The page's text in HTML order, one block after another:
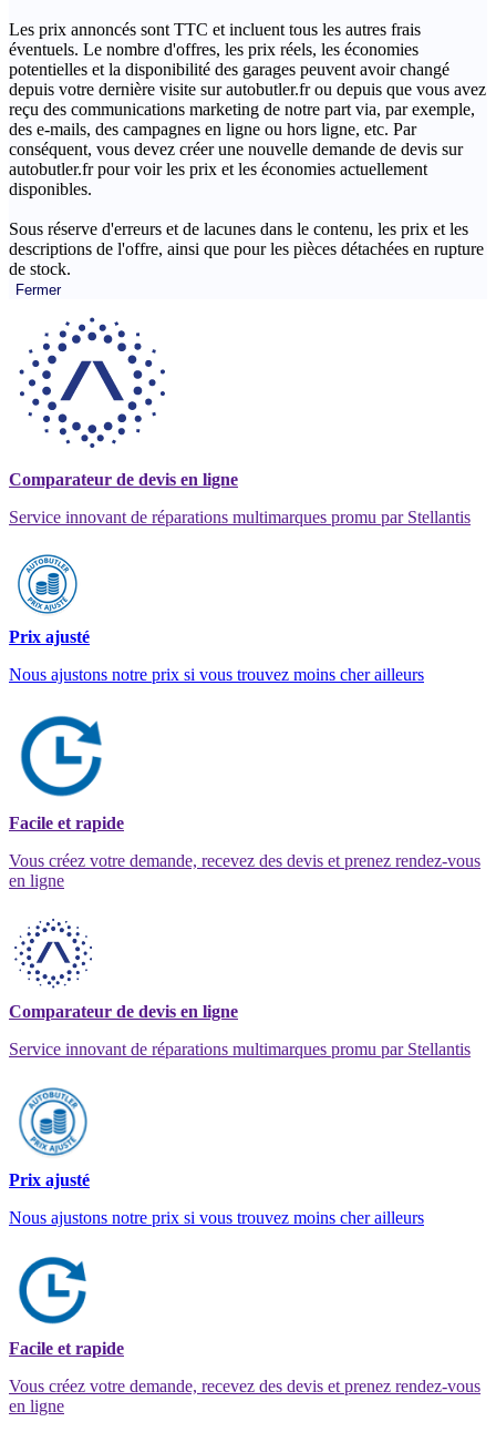
Les prix annoncés sont TTC et incluent tous les autres frais
éventuels. Le nombre d'offres, les prix réels, les économies
potentielles et la disponibilité des garages peuvent avoir changé
depuis votre dernière visite sur autobutler.fr ou depuis que vous avez
reçu des communications marketing de notre part via, par exemple,
des e-mails, des campagnes en ligne ou hors ligne, etc. Par
conséquent, vous devez créer une nouvelle demande de devis sur
autobutler.fr pour voir les prix et les économies actuellement
disponibles.
Sous réserve d'erreurs et de lacunes dans le contenu, les prix et les
descriptions de l'offre, ainsi que pour les pièces détachées en rupture
de stock.
Fermer
Comparateur de devis en ligne
Service innovant de réparations multimarques promu par Stellantis
Prix ajusté
Nous ajustons notre prix si vous trouvez moins cher ailleurs
Facile et rapide
Vous créez votre demande, recevez des devis et prenez rendez-vous
en ligne
Comparateur de devis en ligne
Service innovant de réparations multimarques promu par Stellantis
Prix ajusté
Nous ajustons notre prix si vous trouvez moins cher ailleurs
Facile et rapide
Vous créez votre demande, recevez des devis et prenez rendez-vous
en ligne